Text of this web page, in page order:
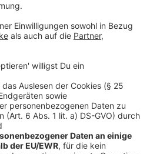
zur Verfügung
–
dass die Einreichung eines